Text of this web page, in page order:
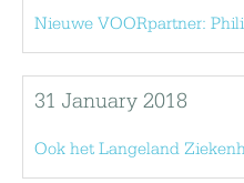
Nieuwe VOORpartner:
31 January 2018
Ook het Langeland